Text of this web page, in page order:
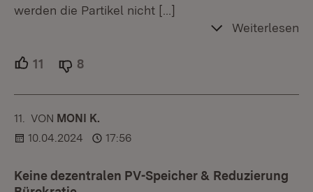
werden die Partikel nicht […]
Weiterlesen
11 Unterstützer.
8
11. KOMMENTAR
VON :MONI K.
10.04.2024
17:56
Keine dezentralen PV-Speicher & Reduzierung